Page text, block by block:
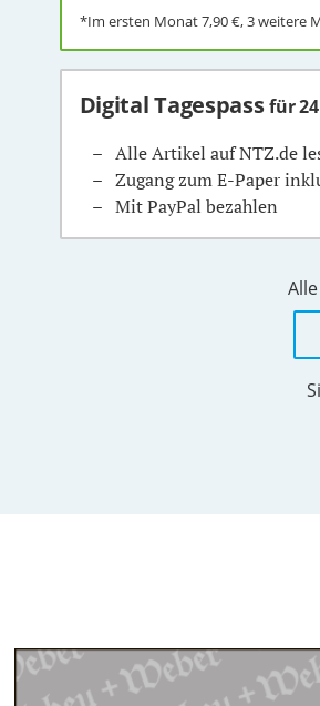
*Im ersten Monat7,90 €, 3 weitere
Digital Tagespassfür
Alle Artikel auf NTZ.de
Zugang zum E-Paper
Mit PayPal bezahlen